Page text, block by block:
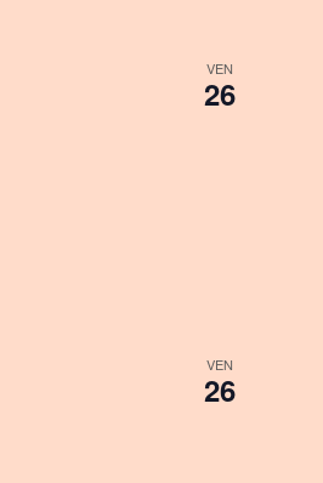
VEN
26
VEN
26